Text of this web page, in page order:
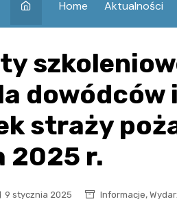
Home Aktualności
dowódców
straży
2025 r.
9 stycznia 2025 Informacje,